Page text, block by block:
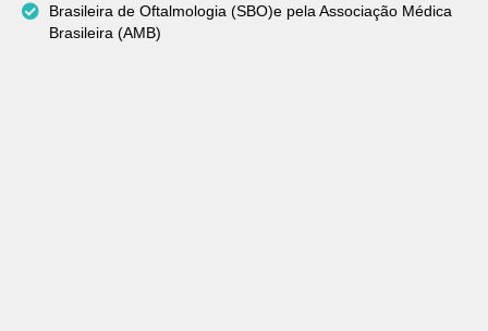
Brasileira de Oftalmologia (SBO)e pela Associação Médica
Brasileira (AMB)